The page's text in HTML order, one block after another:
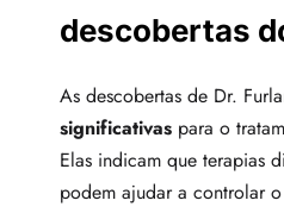
descobertas
As descobertas de Dr.
significativas para o
Elas indicam que terapias
podem ajudar a controlar